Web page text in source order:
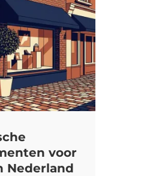
voor
Nederland